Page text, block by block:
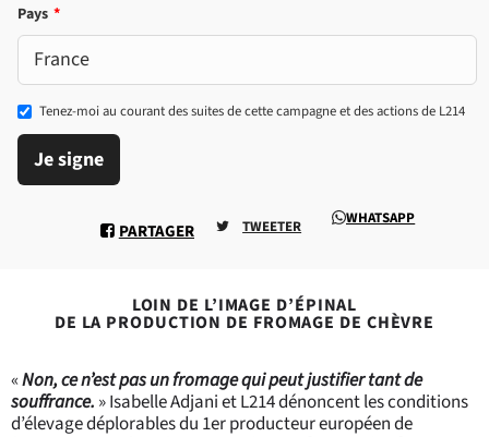
Pays *
Tenez-moi au courant des suites de cette campagne et des actions de L214
Je signe
PARTAGER TWEETER WHATSAPP
LOIN DE L’IMAGE D’ÉPINAL
DE LA PRODUCTION DE FROMAGE DE CHÈVRE
«Non, ce n’est pas un fromage qui peut justifier tant de
souffrance. » Isabelle Adjani et L214 dénoncent les conditions
d’élevage déplorables du 1er producteur européen de